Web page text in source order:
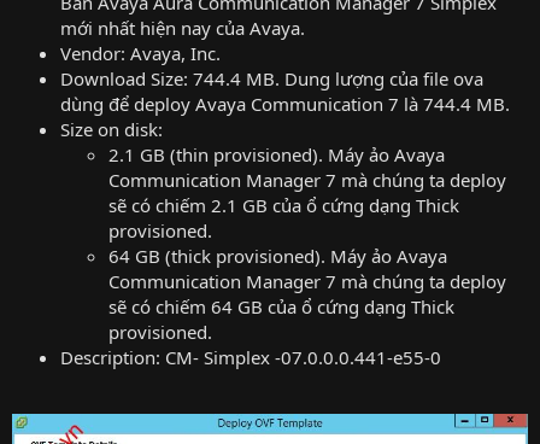
mới nhất hiện nay của Avaya.
Vendor: Avaya, Inc.
Download Size: 744.4 MB. Dung lượng của file ova
dùng để deploy Avaya Communication 7 là 744.4 MB.
Size on disk:
2.1 GB (thin provisioned). Máy ảo Avaya
Communication Manager 7 mà chúng ta deploy
sẽ có chiếm 2.1 GB của ổ cứng dạng Thick
provisioned.
64 GB (thick provisioned). Máy ảo Avaya
Communication Manager 7 mà chúng ta deploy
sẽ có chiếm 64 GB của ổ cứng dạng Thick
provisioned.
Description: CM- Simplex -07.0.0.0.441-e55-0